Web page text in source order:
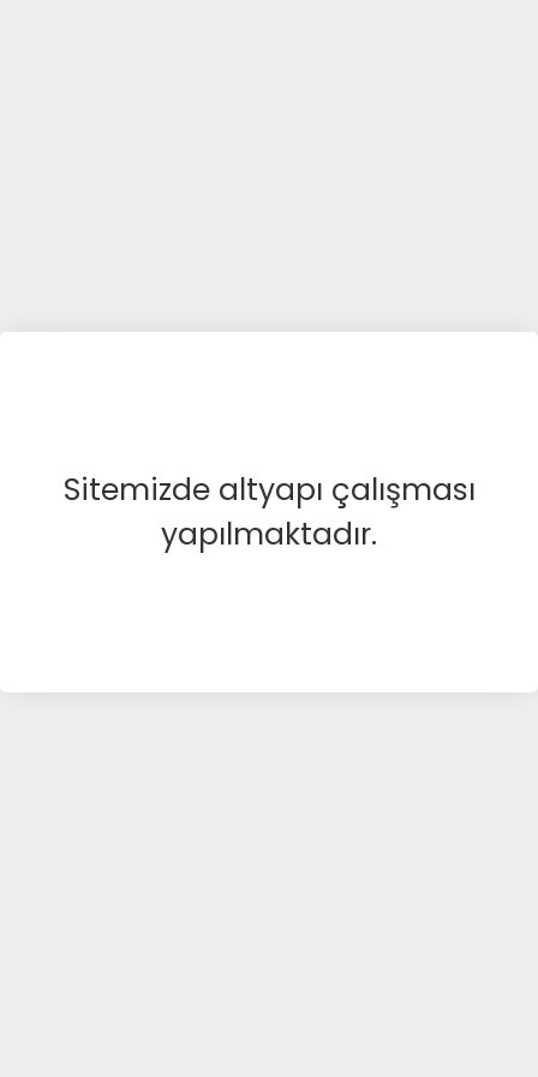
Sitemizde altyapı çalışması
yapılmaktadır.